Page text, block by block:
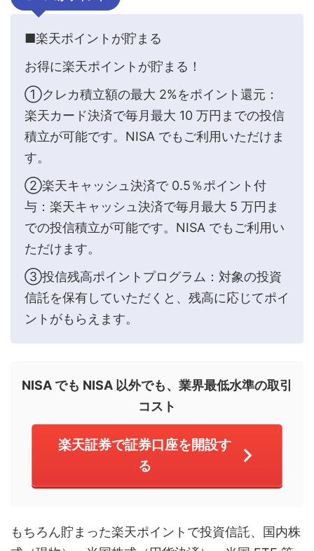
■楽天ポイントが貯まる
お得に楽天ポイントが貯まる！
①クレカ積立額の最大 2%をポイント還元：
楽天カード決済で毎月最大 10 万円までの投信
積立が可能です。NISA でもご利用いただけま
す。
②楽天キャッシュ決済で 0.5％ポイント付
与：楽天キャッシュ決済で毎月最大 5 万円ま
での投信積立が可能です。NISA でもご利用い
ただけます。
③投信残高ポイントプログラム：対象の投資
信託を保有していただくと、残高に応じてポイ
ントがもらえます。
NISA でも NISA 以外でも、業界最低水準の取引
コスト
楽天証券で証券口座を開設す
る
もちろん貯まった楽天ポイントで投資信託、国内株